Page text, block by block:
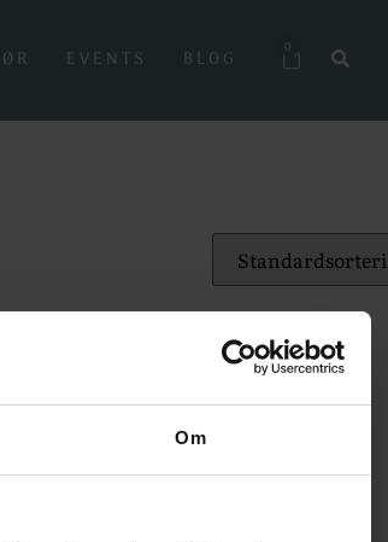
Om
EVENTS BLOG 0